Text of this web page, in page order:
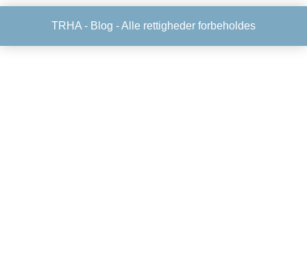
TRHA - Blog - Alle rettigheder forbeholdes